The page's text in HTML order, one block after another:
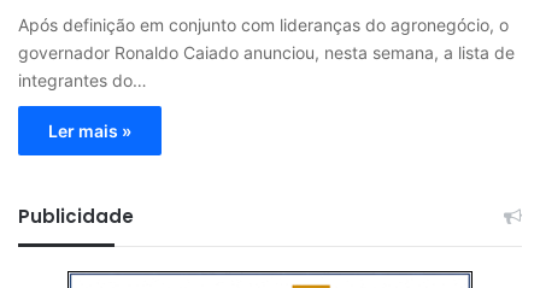
Após definição em conjunto com lideranças do agronegócio, o
governador Ronaldo Caiado anunciou, nesta semana, a lista de
integrantes do…
Ler mais »
Publicidade